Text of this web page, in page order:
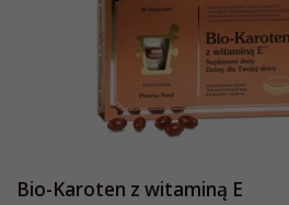
Bio-Karoten z witaminą E